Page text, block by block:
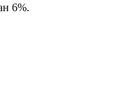
6%.